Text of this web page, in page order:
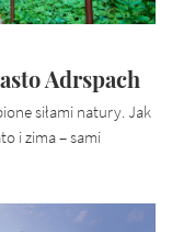
Adrspach
siłami natury. Jak
i zima – sami